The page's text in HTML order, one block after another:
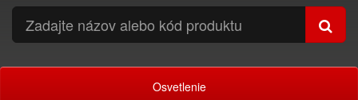
Osvetlenie